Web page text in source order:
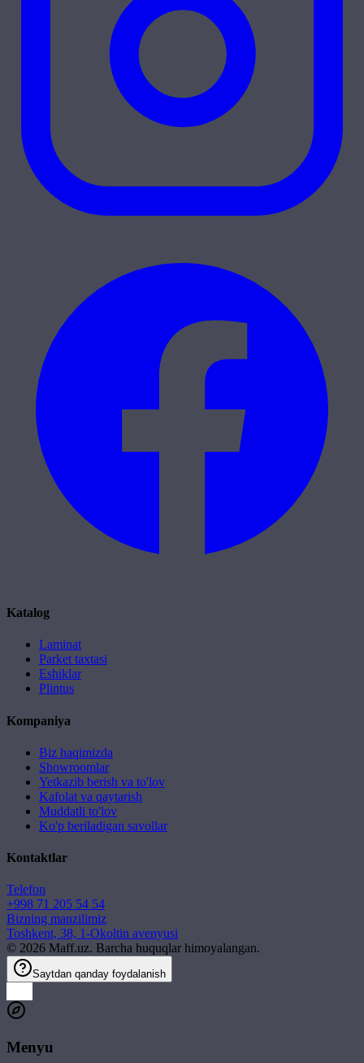
Katalog
Laminat
Parket taxtasi
Eshiklar
Plintus
Kompaniya
Biz haqimizda
Showroomlar
Yetkazib berish va to'lov
Kafolat va qaytarish
Muddatli to'lov
Ko'p beriladigan savollar
Kontaktlar
Telefon
+998 71 205 54 54
Bizning manzilimiz
Toshkent, 38, 1-Okoltin avenyusi
© 2026 Maff.uz. Barcha huquqlar himoyalangan.
Saytdan qanday foydalanish
Menyu